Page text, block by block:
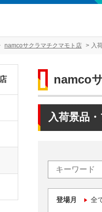
namcoサクラマチクマモト店 入
namco
入荷景品
登場月 全